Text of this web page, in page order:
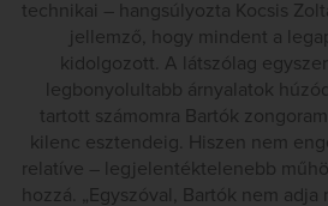
technikai – hangsúlyozta Kocsis
jellemző, hogy mindent a
kidolgozott. A látszólag
legbonyolultabb árnyalatok
tartott számomra Bartók
kilenc esztendeig. Hiszen nem
relatíve – legjelentéktelenebb
hozzá. „Egyszóval, Bartók nem